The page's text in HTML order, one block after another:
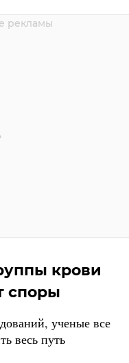
крови
споры
ученые все
весь путь